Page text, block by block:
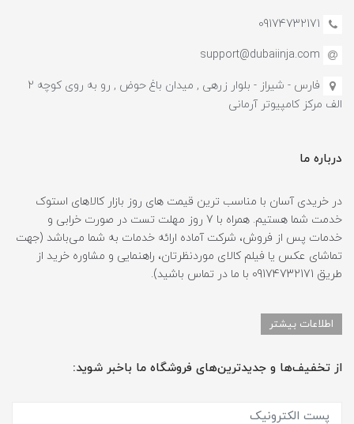
09174732171
support@dubaiinja.com
فارس - شیراز - بلوار زرهی , میدان باغ حوض , رو به روی کوچه 2
الف مرکز کامپیوتر آرمانی
درباره ما
در خریدی آسان با مناسب ترین قیمت های روز بازار کالاهای استوک
خدمت شما هستیم. همراه با 7 روز مهلت تست در صورت خرابی و
خدمات پس از فروش، شرکت آماده ارائه خدمات به شما می‌باشد (جهت
تماشای عکس یا فیلم کالای موردنظرتان، راهنمایی و مشاوره خرید از
طریق 09174732171 با ما در تماس باشید).
اطلاعات بیشتر
از تخفیف‌ها و جدیدترین‌های فروشگاه ما باخبر شوید: